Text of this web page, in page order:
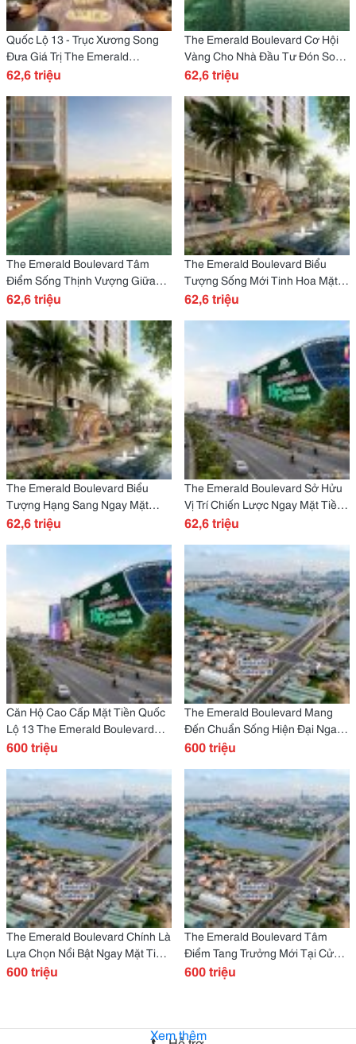
Quốc Lộ 13 - Trục Xương Song
Đưa Giá Trị The Emerald
Boulevard Tăng Tốc Cửa Ngỏ
62,6 triệu
The Emerald Boulevard Cơ Hội
Vàng Cho Nhà Đầu Tư Đón Song
Hạ Tầng Khu Cửa Ngõ Đông Bắc
62,6 triệu
The Emerald Boulevard Tâm
Điểm Sống Thịnh Vượng Giữa
Long Khu Đông Bắc Sài Gòn.
62,6 triệu
The Emerald Boulevard Biểu
Tượng Sống Mới Tinh Hoa Mặt
Tiề Quốc Lộ 13 Cửa Ngõ Khu
62,6 triệu
The Emerald Boulevard Biểu
Tượng Hạng Sang Ngay Mặt
Tiền Liên Kế Vùng Quốc Lộ 13.
62,6 triệu
The Emerald Boulevard Sở Hửu
Vị Trí Chiến Lược Ngay Mặt Tiền
Quốc Lộ 13 Chỉ 62,6Tr/M2
62,6 triệu
Căn Hộ Cao Cấp Mặt Tiền Quốc
Lộ 13 The Emerald Boulevard
Đang Trở Thành Tâm Điểm Săn
600 triệu
The Emerald Boulevard Mang
Đến Chuẩn Sống Hiện Đại Ngay
Cửa Ngõ Đb Sài Gòn
600 triệu
The Emerald Boulevard Chính Là
Lựa Chọn Nổi Bật Ngay Mặt Tiền
Quốc Lộ 13 Cửa Ngõ Đb Sài Gòn
600 triệu
The Emerald Boulevard Tâm
Điểm Tang Trưởng Mới Tại Cửa
Ngõ Khu Đông Bắc Sài Gòn
600 triệu
Xem thêm